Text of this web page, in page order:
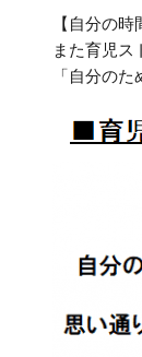
【自分の
また育児ス
「自分の